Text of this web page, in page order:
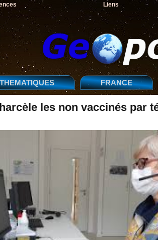
Liens
THEMATIQUES FRANCE
les non vaccinés par